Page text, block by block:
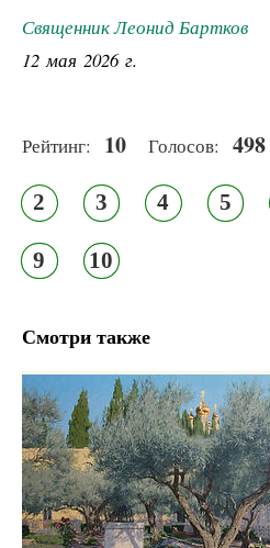
Священник Леонид Бартков
12 мая 2026 г.
Рейтинг: 10 Голосов: 498
2 3 4 5
9 10
Смотри также